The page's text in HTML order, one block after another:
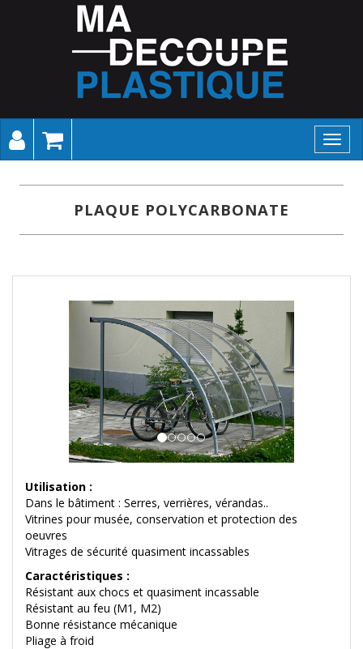
PLAQUE POLYCARBONATE
Utilisation :
Dans le bâtiment : Serres, verrières, vérandas..
Vitrines pour musée, conservation et protection des
oeuvres
Vitrages de sécurité quasiment incassables
Caractéristiques :
Résistant aux chocs et quasiment incassable
Résistant au feu (M1, M2)
Bonne résistance mécanique
Pliage à froid